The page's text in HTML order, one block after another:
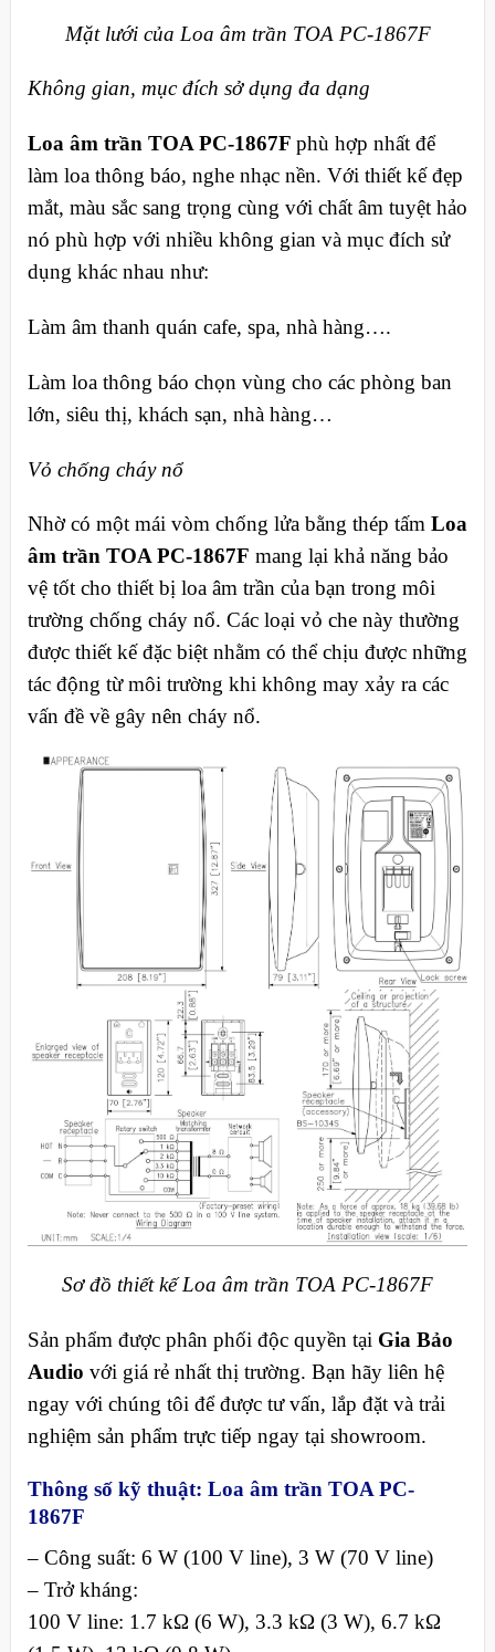
Mặt lưới của Loa âm trần TOA PC-1867F
Không gian, mục đích sở dụng đa dạng
Loa âm trần TOA PC-1867F phù hợp nhất để
làm loa thông báo, nghe nhạc nền. Với thiết kế đẹp
mắt, màu sắc sang trọng cùng với chất âm tuyệt hảo
nó phù hợp với nhiều không gian và mục đích sử
dụng khác nhau như:
Làm âm thanh quán cafe, spa, nhà hàng….
Làm loa thông báo chọn vùng cho các phòng ban
lớn, siêu thị, khách sạn, nhà hàng…
Vỏ chống cháy nổ
Nhờ có một mái vòm chống lửa bằng thép tấm Loa
âm trần TOA PC-1867F mang lại khả năng bảo
vệ tốt cho thiết bị loa âm trần của bạn trong môi
trường chống cháy nổ. Các loại vỏ che này thường
được thiết kế đặc biệt nhằm có thể chịu được những
tác động từ môi trường khi không may xảy ra các
vấn đề về gây nên cháy nổ.
Sơ đồ thiết kế Loa âm trần TOA PC-1867F
Sản phẩm được phân phối độc quyền tại Gia Bảo
Audio với giá rẻ nhất thị trường. Bạn hãy liên hệ
ngay với chúng tôi để được tư vấn, lắp đặt và trải
nghiệm sản phẩm trực tiếp ngay tại showroom.
Thông số kỹ thuật: Loa âm trần TOA PC-
1867F
– Công suất: 6 W (100 V line), 3 W (70 V line)
– Trở kháng:
100 V line: 1.7 kΩ (6 W), 3.3 kΩ (3 W), 6.7 kΩ